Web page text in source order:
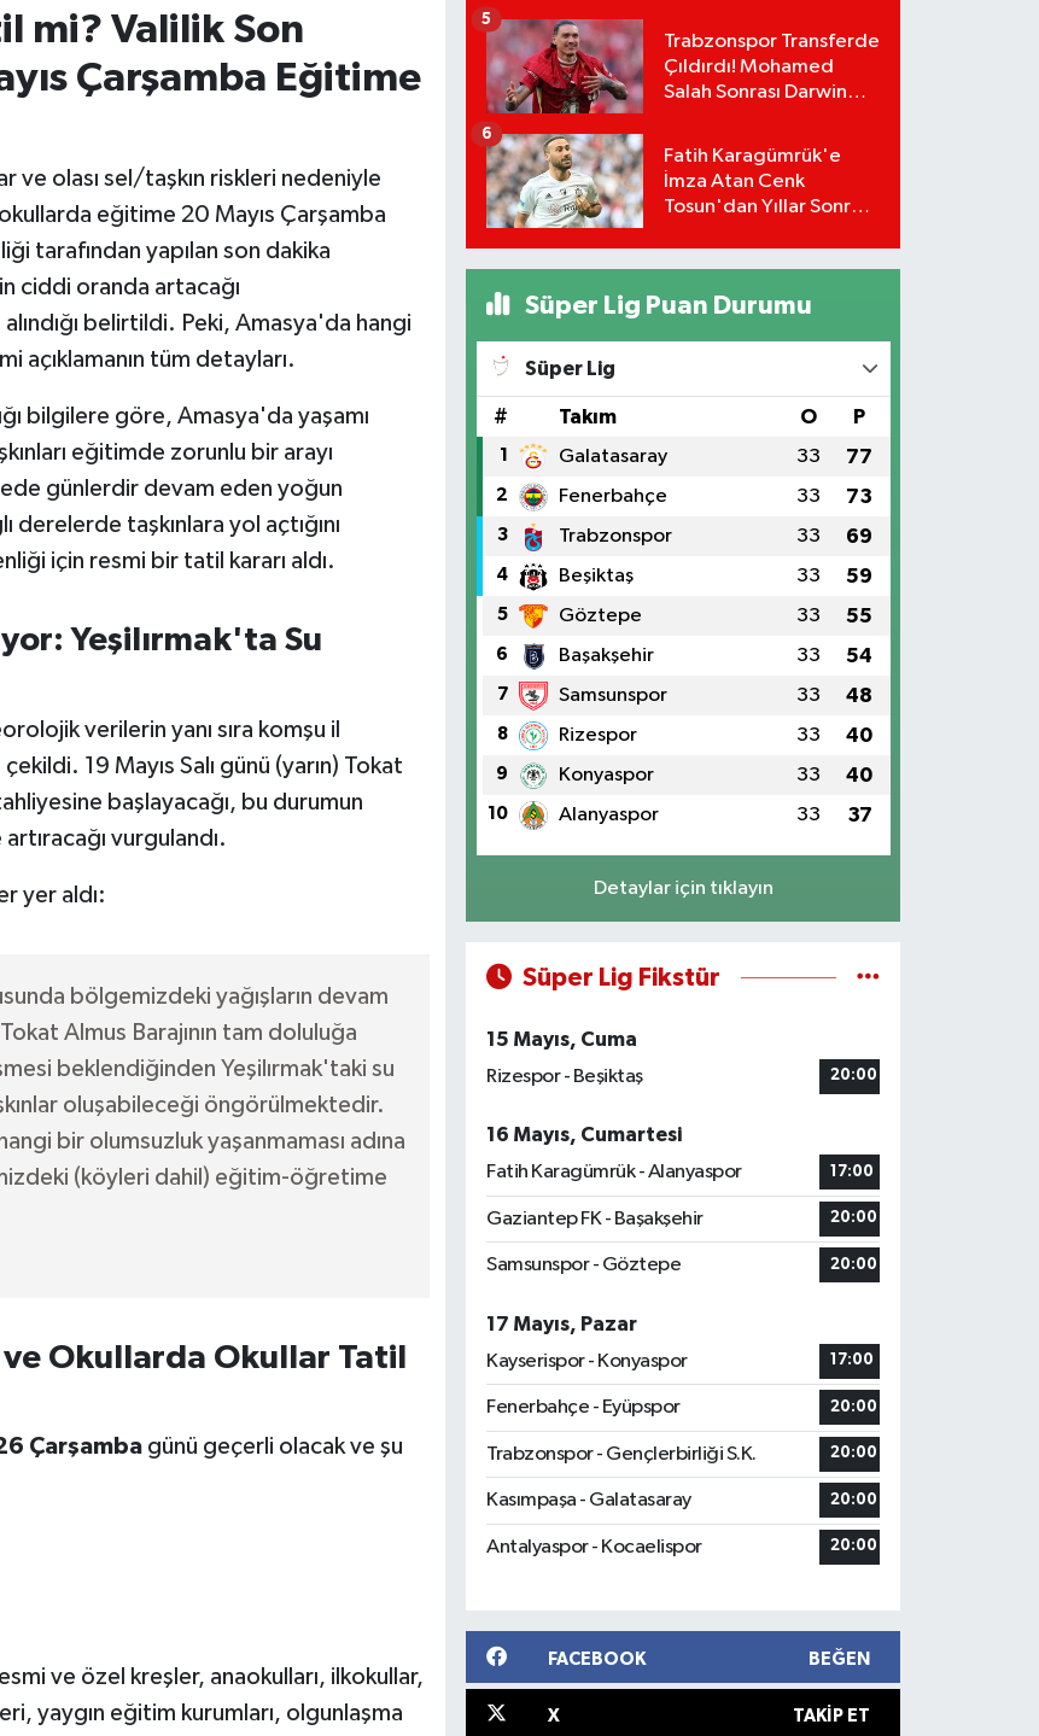
mi? Valilik Son
Çarşamba Eğitime
ve olası sel/taşkın riskleri nedeniyle
eğitime 20 Mayıs Çarşamba
tarafından yapılan son dakika
ciddi oranda artacağı
belirtildi. Peki, Amasya'da hangi
açıklamanın tüm detayları.
bilgilere göre, Amasya'da yaşamı
eğitimde zorunlu bir arayı
günlerdir devam eden yoğun
derelerde taşkınlara yol açtığını
için resmi bir tatil kararı aldı.
Yeşilırmak'ta Su
verilerin yanı sıra komşu il
19 Mayıs Salı günü (yarın) Tokat
başlayacağı, bu durumun
vurgulandı.
yer aldı:
bölgemizdeki yağışların devam
Almus Barajının tam doluluğa
beklendiğinden Yeşilırmak'taki su
oluşabileceği öngörülmektedir.
bir olumsuzluk yaşanmaması adına
(köyleri dahil) eğitim-öğretime
Okullarda Okullar Tatil
Çarşambagünü geçerli olacak ve şu
ve özel kreşler, anaokulları, ilkokullar,
yaygın eğitim kurumları, olgunlaşma
Trabzonspor Transferde
Çıldırdı! Mohamed
Salah Sonrası Darwin
Uçuklattı!
5
Fatih Karagümrük'e
İmza Atan Cenk
Tosun'dan Yıllar Sonra
6
Süper Lig Puan Durumu
Süper Lig
# Takım O P
1 Galatasaray 33 77
2 Fenerbahçe 33 73
3 Trabzonspor 33 69
4 Beşiktaş 33 59
5 Göztepe 33 55
6 Başakşehir 33 54
7 Samsunspor 33 48
8 Rizespor 33 40
9 Konyaspor 33 40
10 Alanyaspor 33 37
Detaylar için tıklayın
Süper Lig Fikstür
15 Mayıs, Cuma
Rizespor - Beşiktaş
20:00
16 Mayıs, Cumartesi
Fatih Karagümrük - Alanyaspor
17:00
Gaziantep FK - Başakşehir 20:00
Samsunspor - Göztepe 20:00
17 Mayıs, Pazar
Kayserispor - Konyaspor
17:00
Fenerbahçe - Eyüpspor 20:00
Trabzonspor - Gençlerbirliği S.K. 20:00
Kasımpaşa - Galatasaray 20:00
Antalyaspor - Kocaelispor 20:00
FACEBOOK BEĞEN
X TAKIP ET